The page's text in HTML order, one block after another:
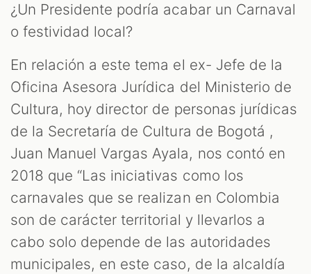
¿Un Presidente podría acabar un Carnaval
o festividad local?
En relación a este tema el ex- Jefe de la
Oficina Asesora Jurídica del Ministerio de
Cultura, hoy director de personas jurídicas
de la Secretaría de Cultura de Bogotá ,
Juan Manuel Vargas Ayala, nos contó en
2018 que “Las iniciativas como los
carnavales que se realizan en Colombia
son de carácter territorial y llevarlos a
cabo solo depende de las autoridades
municipales, en este caso, de la alcaldía